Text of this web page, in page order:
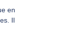
en
Il